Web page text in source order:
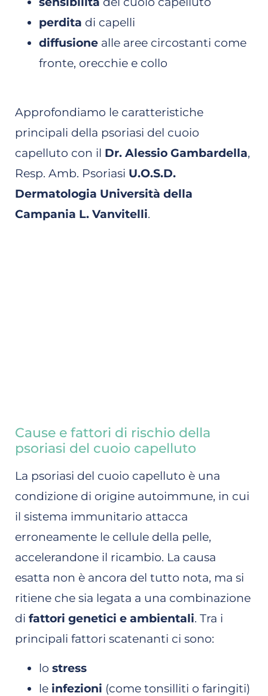
perdita di capelli
diffusione alle aree circostanti come
fronte, orecchie e collo
Approfondiamo le caratteristiche
principali della psoriasi del cuoio
capelluto con il Dr. Alessio Gambardella,
Resp. Amb. Psoriasi U.O.S.D.
Dermatologia Università della
Campania L. Vanvitelli.
Cause e fattori di rischio della
psoriasi del cuoio capelluto
La psoriasi del cuoio capelluto è una
condizione di origine autoimmune, in cui
il sistema immunitario attacca
erroneamente le cellule della pelle,
accelerandone il ricambio. La causa
esatta non è ancora del tutto nota, ma si
ritiene che sia legata a una combinazione
di fattori genetici e ambientali. Tra i
principali fattori scatenanti ci sono:
lo stress
le infezioni (come tonsilliti o faringiti)